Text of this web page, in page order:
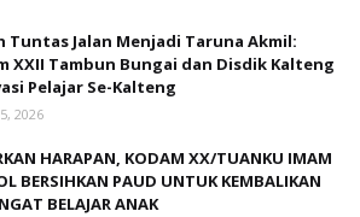
Tuntas Jalan Menjadi Taruna Akmil:
XXII Tambun Bungai dan Disdik Kalteng
Pelajar Se-Kalteng
2026
HARAPAN, KODAM XX/TUANKU IMAM
BERSIHKAN PAUD UNTUK KEMBALIKAN
BELAJAR ANAK